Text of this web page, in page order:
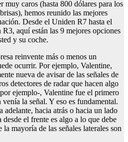
muy caros (hasta 800 dólares para los
hemos reunido las mejores
Desde el Uniden R7 hasta el
aquí están las 9 mejores opciones
y su coche.
reinvente más o menos un
ocurrir. Por ejemplo, Valentine,
nueva de avisar de las señales de
detectores de radar que hacen algo
ejemplo-, Valentine fue el primero
la señal. Y eso es fundamental.
adelante, hacia atrás o hacia un lado
el frente es algo a lo que debe
mayoría de las señales laterales son